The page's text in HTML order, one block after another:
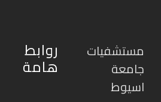
مستشفيات
جامعة
اسيوط
روابط
هامة